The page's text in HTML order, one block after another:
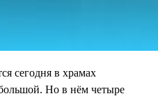
сегодня в храмах
Но в нём четыре